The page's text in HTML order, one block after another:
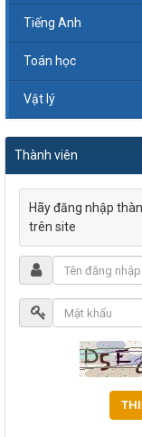
Tiếng Anh
Toán học
Vật lý
Thành viên
Hãy đăng nhập
trên site